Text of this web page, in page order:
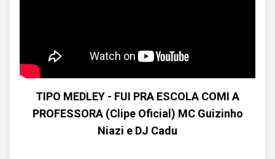
TIPO MEDLEY - FUI PRA ESCOLA COMI A
PROFESSORA (Clipe Oficial) MC Guizinho
Niazi e DJ Cadu